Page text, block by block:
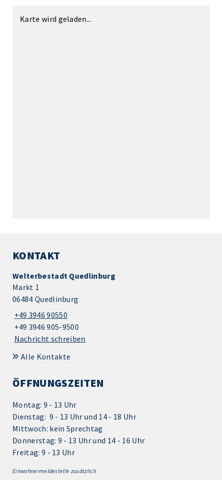
Karte wird geladen...
KONTAKT
Welterbestadt Quedlinburg
Markt 1
06484 Quedlinburg
+49 3946 90550
+49 3946 905-9500
Nachricht schreiben
Alle Kontakte
ÖFFNUNGSZEITEN
Montag: 9 - 13 Uhr
Dienstag: 9 - 13 Uhr und 14 - 18 Uhr
Mittwoch: kein Sprechtag
Donnerstag: 9 - 13 Uhr und 14 - 16 Uhr
Freitag: 9 - 13 Uhr
Einwohnermeldestelle zusätzlich